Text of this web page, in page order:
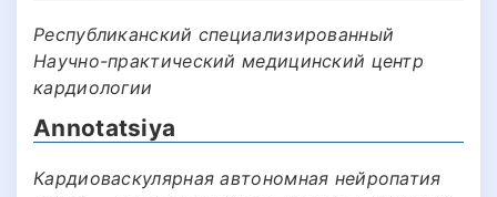
Республиканский специализированный
Научно-практический медицинский центр
кардиологии
Annotatsiya
Кардиоваскулярная автономная нейропатия